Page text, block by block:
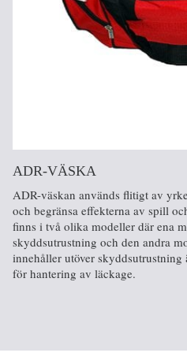
ADR-VÄSKA
ADR-väskan används flitigt av
och begränsa effekterna av spill
finns i två olika modeller där ena
skyddsutrustning och den andra
innehåller utöver
för hantering av läckage.